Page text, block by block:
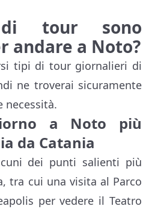
tour sono
andare a Noto?
tipi di tour giornalieri di
ne troverai sicuramente
necessità.
a Noto più
da Catania
dei punti salienti più
tra cui una visita al Parco
per vedere il Teatro